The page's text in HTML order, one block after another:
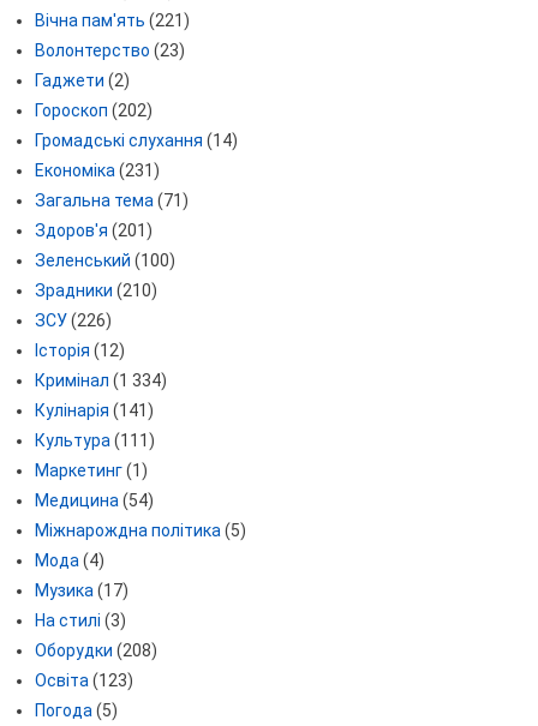
Вічна пам'ять (221)
Волонтерство (23)
Гаджети (2)
Гороскоп (202)
Громадські слухання (14)
Економіка(231)
Загальна тема(71)
Здоров'я (201)
Зеленський (100)
Зрадники (210)
ЗСУ(226)
Історія (12)
Кримінал (1 334)
Кулінарія (141)
Культура(111)
Маркетинг(1)
Медицина(54)
Міжнарождна політика(5)
Мода(4)
Музика(17)
На стилі (3)
Оборудки (208)
Освіта(123)
Погода(5)